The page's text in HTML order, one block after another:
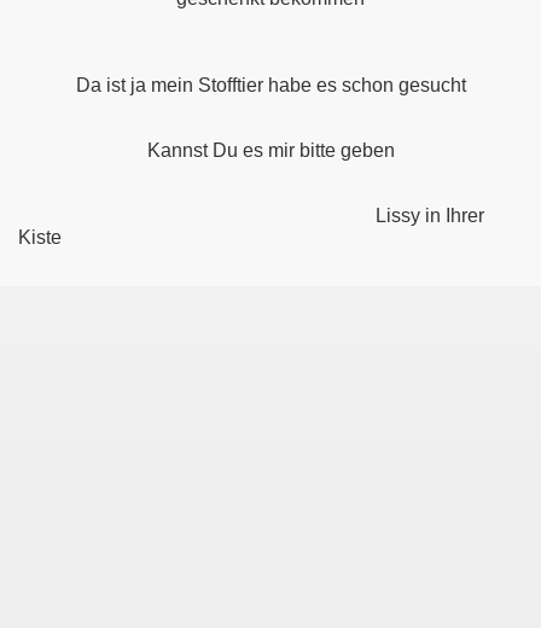
Da ist ja mein Stofftier habe es schon gesucht
Kannst Du es mir bitte geben
Lissy in Ihrer
Kiste